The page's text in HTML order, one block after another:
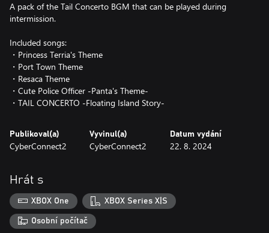
A pack of the Tail Concerto BGM that can be played during
intermission.
Included songs:
・Princess Terria's Theme
・Port Town Theme
・Resaca Theme
・Cute Police Officer -Panta's Theme-
・TAIL CONCERTO -Floating Island Story-
Publikoval(a)
CyberConnect2
Vyvinul(a)
CyberConnect2
Datum vydání
22. 8. 2024
Hrát s
XBOX One XBOX Series X|S
Osobní počítač